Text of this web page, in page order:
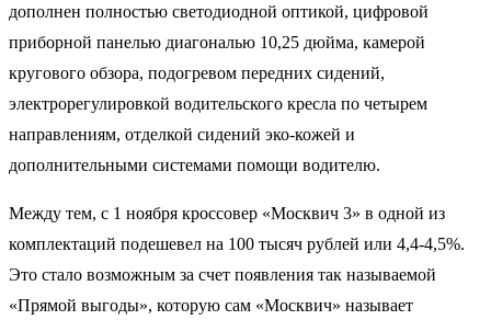
дополнен полностью светодиодной оптикой, цифровой
приборной панелью диагональю 10,25 дюйма, камерой
кругового обзора, подогревом передних сидений,
электрорегулировкой водительского кресла по четырем
направлениям, отделкой сидений эко-кожей и
дополнительными системами помощи водителю.
Между тем, с 1 ноября кроссовер «Москвич 3» в одной из
комплектаций подешевел на 100 тысяч рублей или 4,4-4,5%.
Это стало возможным за счет появления так называемой
«Прямой выгоды», которую сам «Москвич» называет